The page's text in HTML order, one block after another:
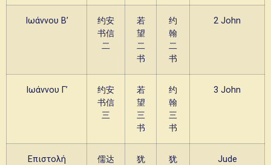
Ιωάννου Β’
约安
书信
二
若
望
二
书
约
翰
二
书
2 John
Ιωάννου Γ’
约安
书信
三
若
望
三
书
约
翰
三
书
3 John
Επιστολή
儒达
犹
犹
Jude